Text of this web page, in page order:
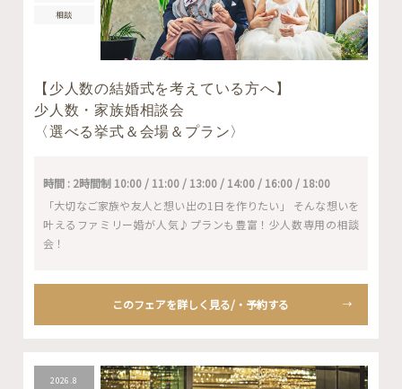
相談
【少人数の結婚式を考えている方へ】
少人数・家族婚相談会
〈選べる挙式＆会場＆プラン〉
時間 : 2時間制 10:00 / 11:00 / 13:00 / 14:00 / 16:00 / 18:00
「大切なご家族や友人と想い出の1日を作りたい」 そんな想いを
叶えるファミリー婚が人気♪プランも豊富！少人数専用の相談
会！
このフェアを詳しく見る/・予約する
2026.8